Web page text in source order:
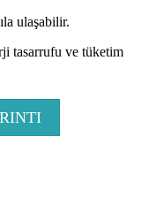
ulaşabilir.
tasarrufu ve tüketim